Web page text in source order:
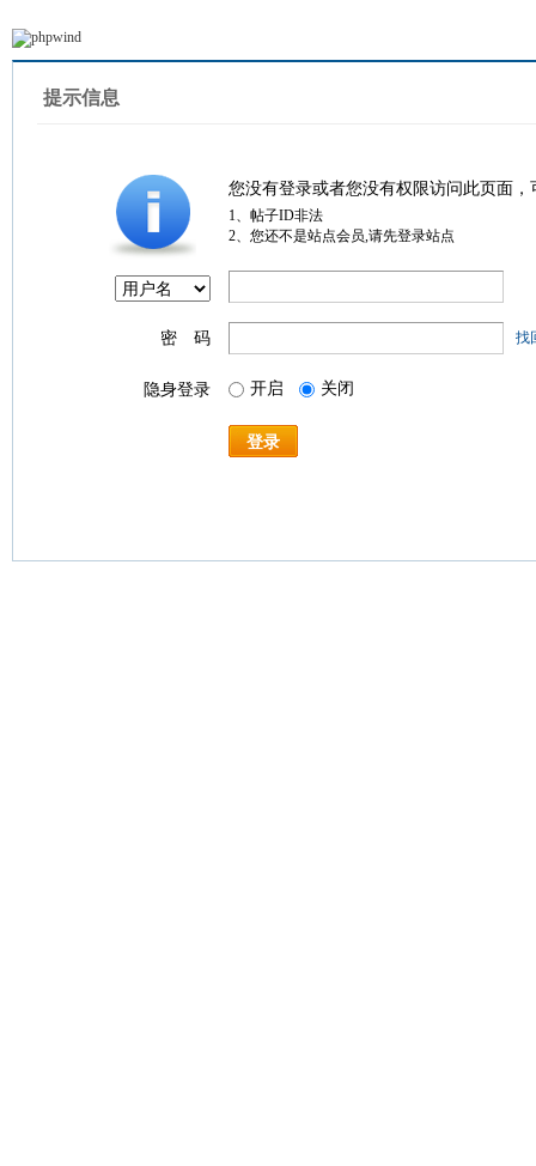
提示信息
您没有登录或者您没有权限访问此页面
1、帖子ID非法
2、您还不是站点会员,请先登录站点
密 码 找
隐身登录 开启 关闭
登录